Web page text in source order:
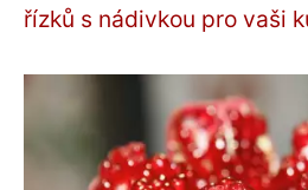
řízků s nádivkou pro vaši